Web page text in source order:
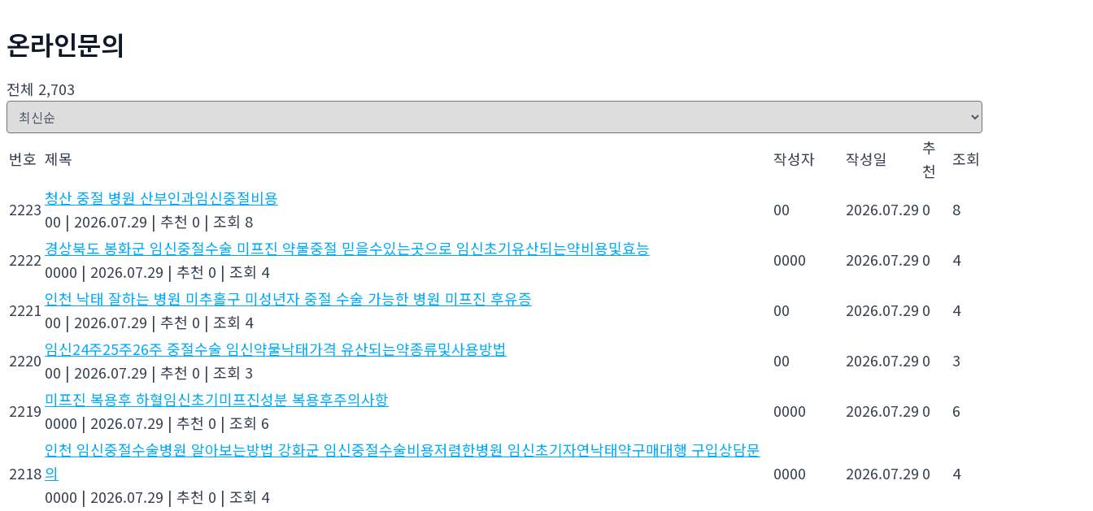
온라인문의
전체 2,703
번호 제목 작성자 작성일
추
천
조회
2223
청산 중절 병원 산부인과임신중절비용
00 | 2026.07.29 | 추천 0 | 조회 8
00 2026.07.29 0 8
2222
경상북도 봉화군 임신중절수술 미프진 약물중절 믿을수있는곳으로 임신초기유산되는약비용및효능
0000 | 2026.07.29 | 추천 0 | 조회 4
0000 2026.07.29 0 4
2221
인천 낙태 잘하는 병원 미추홀구 미성년자 중절 수술 가능한 병원 미­프진 후유증
00 | 2026.07.29 | 추천 0 | 조회 4
00 2026.07.29 0 4
2220
임신24주25주26주 중절수술 임신약물낙태가격 유산되는약종류및사용방법
00 | 2026.07.29 | 추천 0 | 조회 3
00 2026.07.29 0 3
2219
미프진 복용후 하혈임신초기미프진성분 복용후주의사항
0000 | 2026.07.29 | 추천 0 | 조회 6
0000 2026.07.29 0 6
2218
인천 임신중절수술병원 알아보는방법 강화군 임신중절수술비용저렴한병원 임신초기자연낙태약구매대행 구입상담문
의
0000 | 2026.07.29 | 추천 0 | 조회 4
0000 2026.07.29 0 4